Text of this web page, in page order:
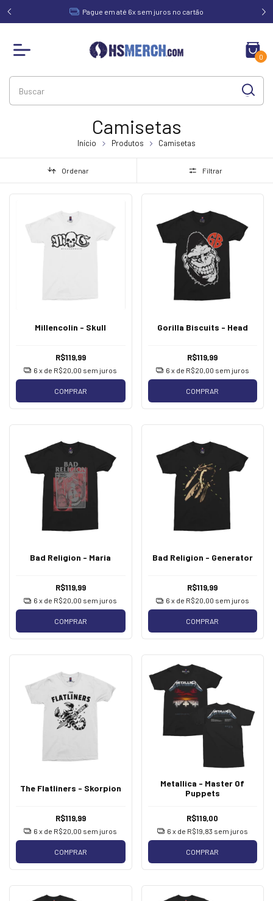
de Pague em até 6x sem juros no cartão
0
Camisetas
Início Produtos Camisetas
Ordenar Filtrar
Millencolin - Skull
R$119,99
6 x de R$20,00 sem juros
COMPRAR
Gorilla Biscuits - Head
R$119,99
6 x de R$20,00 sem juros
COMPRAR
Bad Religion - Maria
R$119,99
6 x de R$20,00 sem juros
COMPRAR
Bad Religion - Generator
R$119,99
6 x de R$20,00 sem juros
COMPRAR
The Flatliners - Skorpion
R$119,99
6 x de R$20,00 sem juros
COMPRAR
Metallica - Master Of
Puppets
R$119,00
6 x de R$19,83 sem juros
COMPRAR